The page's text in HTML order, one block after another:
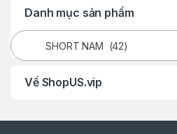
Danh mục sản phẩm
SHORT NAM (42)
Về ShopUS.vip